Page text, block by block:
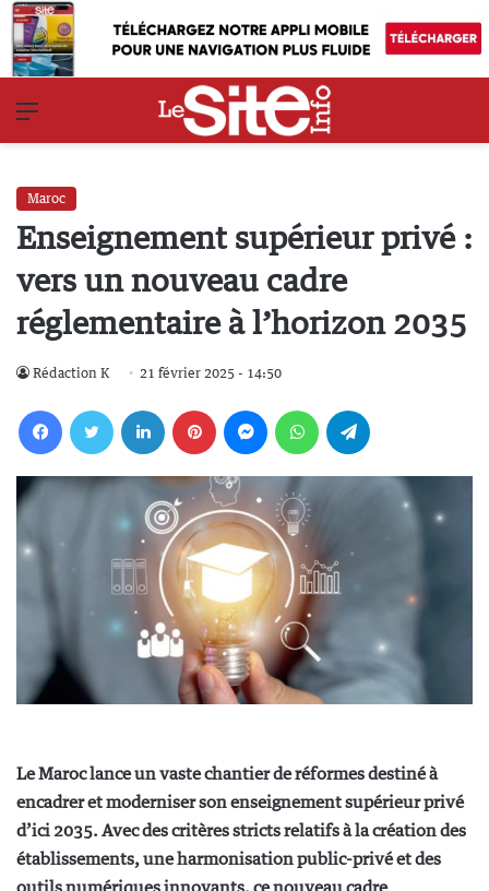
Maroc
Enseignement supérieur privé :
vers un nouveau cadre
réglementaire à l’horizon 2035
Rédaction K 21 février 2025 - 14:50
Le Maroc lance un vaste chantier de réformes destiné à
encadrer et moderniser son enseignement supérieur privé
d’ici 2035. Avec des critères stricts relatifs à la création des
établissements, une harmonisation public-privé et des
outils numériques innovants, ce nouveau cadre